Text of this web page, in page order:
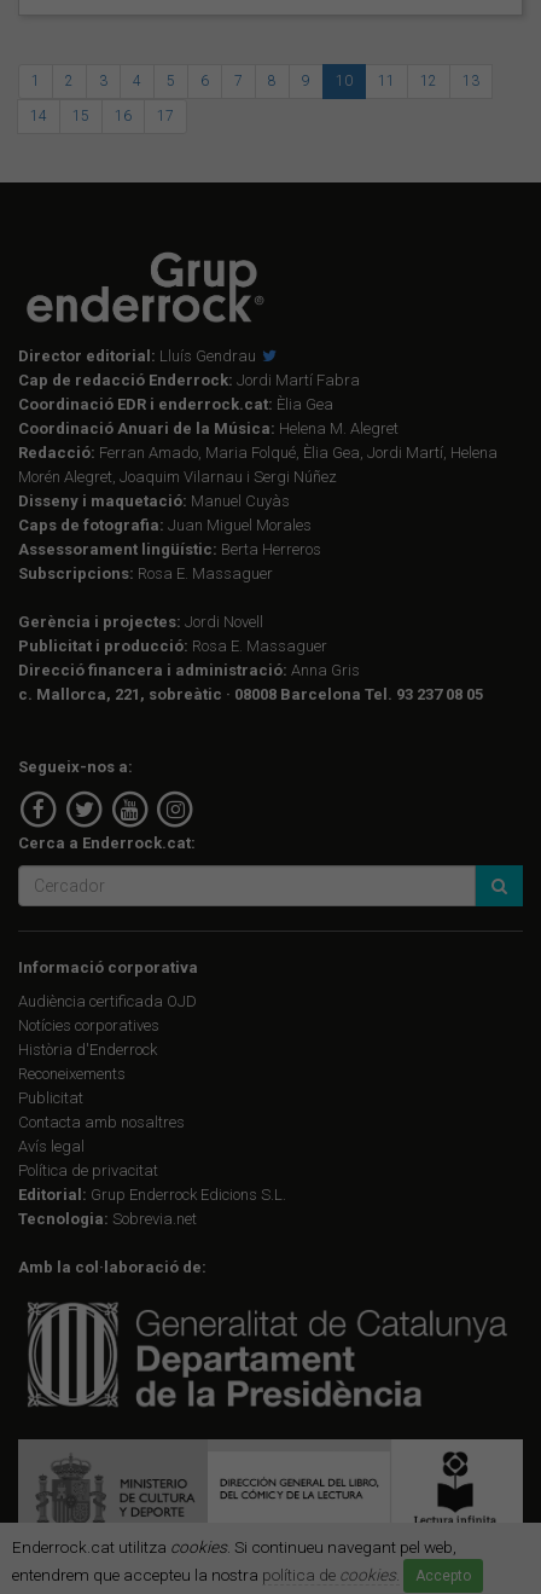
Enderrock.cat utilitza cookies. Si continueu navegant pel web,
entendrem que accepteu la nostra política de cookies. Accepto
1 2 3 4 5 6 7 8 9 10 11 12 13
14 15 16 17
Director editorial: Lluís Gendrau
Cap de redacció Enderrock: Jordi Martí Fabra
Coordinació EDR i enderrock.cat: Èlia Gea
Coordinació Anuari de la Música: Helena M. Alegret
Redacció: Ferran Amado, Maria Folqué, Èlia Gea, Jordi Martí, Helena
Morén Alegret, Joaquim Vilarnau i Sergi Núñez
Disseny i maquetació: Manuel Cuyàs
Caps de fotografia: Juan Miguel Morales
Assessorament lingüístic: Berta Herreros
Subscripcions: Rosa E. Massaguer
Gerència i projectes: Jordi Novell
Publicitat i producció: Rosa E. Massaguer
Direcció financera i administració: Anna Gris
c. Mallorca, 221, sobreàtic · 08008 Barcelona Tel. 93 237 08 05
Segueix-nos a:
Cerca a Enderrock.cat:
Informació corporativa
Audiència certificada OJD
Notícies corporatives
Història d'Enderrock
Reconeixements
Publicitat
Contacta amb nosaltres
Avís legal
Política de privacitat
Editorial: Grup Enderrock Edicions S.L.
Tecnologia: Sobrevia.net
Amb la col·laboració de: